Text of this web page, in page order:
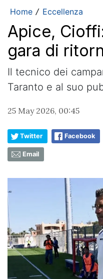
Home / Eccellenza
Apice,
gara di
Il tecnico dei
Taranto e al suo
25 May 2026, 00:45
Twitter Facebook
Email